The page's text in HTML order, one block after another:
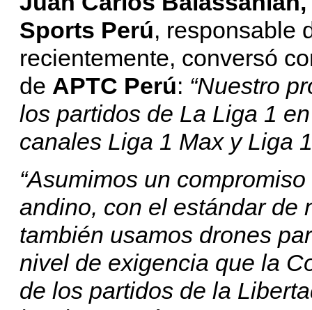
Sports Perú, responsable
recientemente, conversó
de APTC Perú: “Nuestro
los partidos de La Liga 1
canales Liga 1 Max y Liga
“Asumimos un
andino, con el estándar de
también usamos drones
nivel de exigencia que la
de los partidos de la